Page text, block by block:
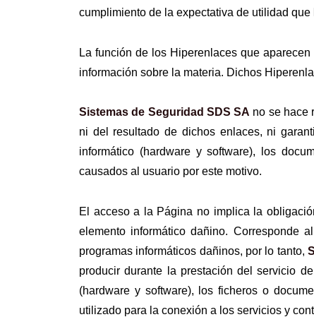
cumplimiento de la expectativa de utilidad
La función de los Hiperenlaces que
información sobre la materia. Dichos
Sistemas de Seguridad SDS SA no se hace
ni del resultado de dichos enlaces, ni
informático (hardware y software), los
causados al usuario por este motivo.
El acceso a la Página no implica la
elemento informático dañino. Corresponde
programas informáticos dañinos, por lo tanto,
producir durante la prestación del servicio
(hardware y software), los ficheros o
utilizado para la conexión a los servicios y